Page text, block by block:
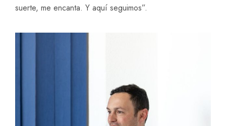
suerte, me encanta. Y aquí seguimos”.